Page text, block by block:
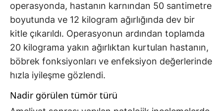
operasyonda, hastanın karnından 50 santimetre
boyutunda ve 12 kilogram ağırlığında dev bir
kitle çıkarıldı. Operasyonun ardından toplamda
20 kilograma yakın ağırlıktan kurtulan hastanın,
böbrek fonksiyonları ve enfeksiyon değerlerinde
hızla iyileşme gözlendi.
Nadir görülen tümör türü